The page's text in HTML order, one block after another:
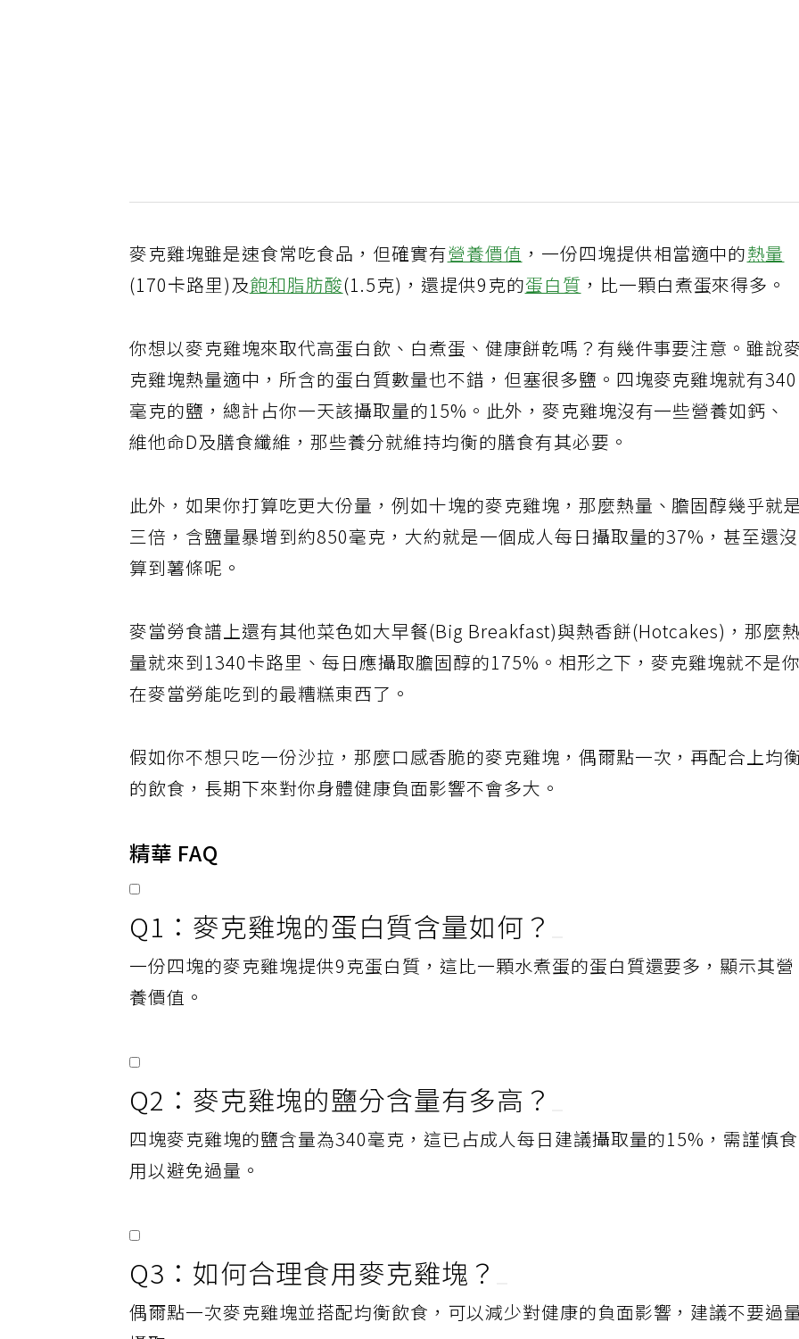
麥克雞塊雖是速食常吃食品，但確實有營養價值 ，一份四塊提供相當適中的熱量
(170卡路里)及飽和脂肪酸(1.5克)，還提供9克的蛋白質 ，比一顆白煮蛋來得多。
你想以麥克雞塊來取代高蛋白飲、白煮蛋、健康餅乾嗎？有幾件事要注意。雖說
克雞塊熱量適中，所含的蛋白質數量也不錯，但塞很多鹽。四塊麥克雞塊就有340
毫克的鹽，總計占你一天該攝取量的15%。此外，麥克雞塊沒有一些營養如鈣、
維他命D及膳食纖維，那些養分就維持均衡的膳食有其必要。
此外，如果你打算吃更大份量，例如十塊的麥克雞塊，那麼熱量、膽固醇幾乎就
三倍，含鹽量暴增到約850毫克，大約就是一個成人每日攝取量的37%，甚至還沒
算到薯條呢。
麥當勞食譜上還有其他菜色如大早餐(Big Breakfast)與熱香餅(Hotcakes)，那麼熱
量就來到1340卡路里、每日應攝取膽固醇的175%。相形之下，麥克雞塊就不是你
在麥當勞能吃到的最糟糕東西了。
假如你不想只吃一份沙拉，那麼口感香脆的麥克雞塊，偶爾點一次，再配合上均衡
的飲食，長期下來對你身體健康負面影響不會多大。
精華 FAQ
Q1：麥克雞塊的蛋白質含量如何？
一份四塊的麥克雞塊提供9克蛋白質，這比一顆水煮蛋的蛋白質還要多，顯示其營
養價值。
Q2：麥克雞塊的鹽分含量有多高？
四塊麥克雞塊的鹽含量為340毫克，這已占成人每日建議攝取量的15%，需謹慎食
用以避免過量。
Q3：如何合理食用麥克雞塊？
偶爾點一次麥克雞塊並搭配均衡飲食，可以減少對健康的負面影響，建議不要過